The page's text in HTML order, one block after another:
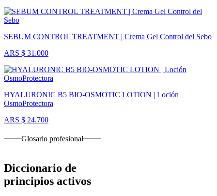
SEBUM CONTROL TREATMENT | Crema Gel Control del Sebo
ARS $ 31.000
HYALURONIC B5 BIO-OSMOTIC LOTION | Loción
OsmoProtectora
ARS $ 24.700
Glosario profesional
Diccionario de
principios activos